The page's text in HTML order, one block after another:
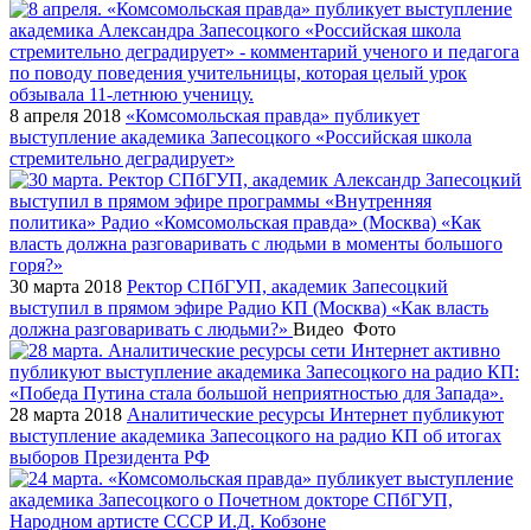
8 апреля 2018 «Комсомольская правда» публикует
выступление академика Запесоцкого «Российская школа
стремительно деградирует»
30 марта 2018 Ректор СПбГУП, академик Запесоцкий
выступил в прямом эфире Радио КП (Москва) «Как власть
должна разговаривать с людьми?» Видео Фото
28 марта 2018 Аналитические ресурсы Интернет публикуют
выступление академика Запесоцкого на радио КП об итогах
выборов Президента РФ